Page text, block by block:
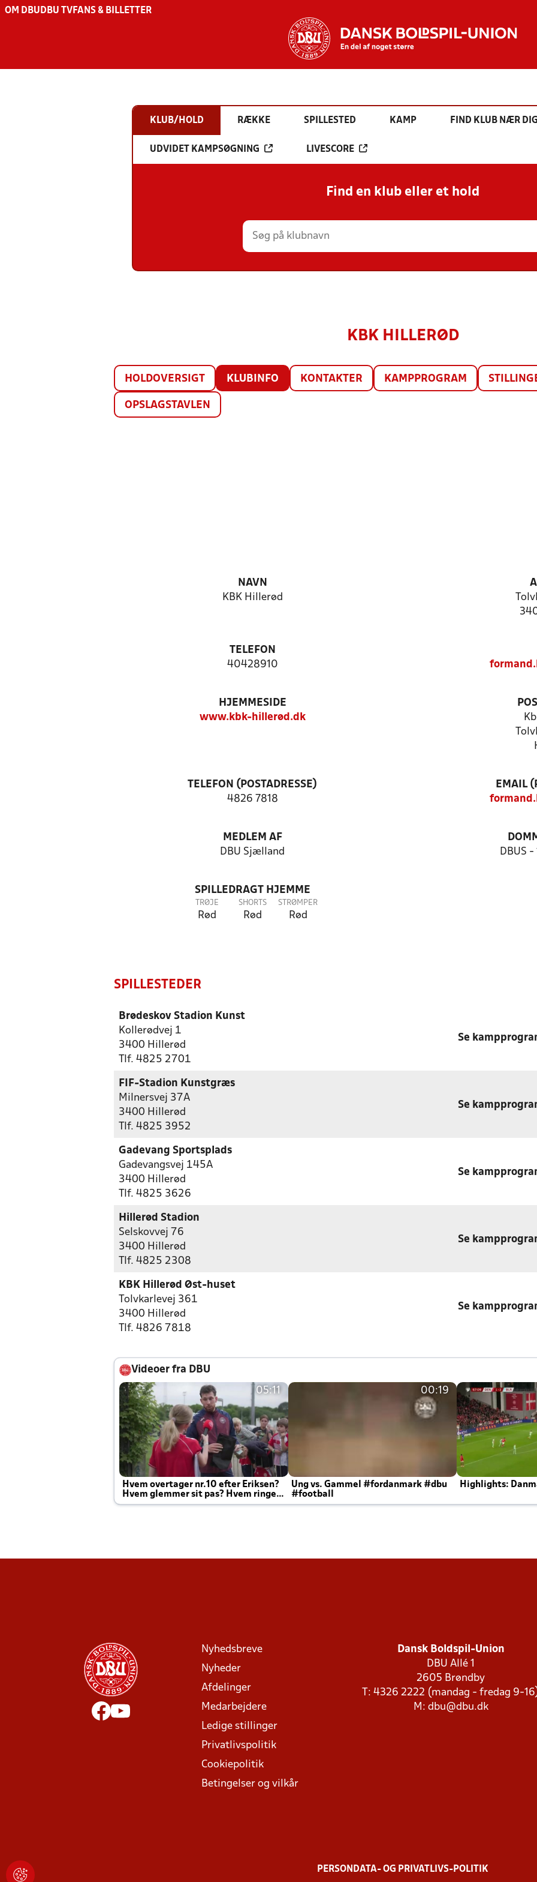
OM DBU DBU TV FANS & BILLETTER
KLUB/HOLD RÆKKE SPILLESTED KAMP FIND KLUB NÆR DIG
UDVIDET KAMPSØGNING LIVESCORE
Find en klub eller et hold
KBK HILLERØD
HOLDOVERSIGT KLUBINFO KONTAKTER KAMPPROGRAM
OPSLAGSTAVLEN
NAVN
KBK Hillerød
TELEFON
40428910
HJEMMESIDE
www.kbk-hillerød.dk
TELEFON (POSTADRESSE)
4826 7818
EMAIL
MEDLEM AF
DBU Sjælland
DBUS
SPILLEDRAGT HJEMME
TRØJE
Rød
SHORTS
Rød
STRØMPER
Rød
SPILLESTEDER
Brødeskov Stadion Kunst
Kollerødvej 1
3400 Hillerød
Tlf. 4825 2701
Se
FIF-Stadion Kunstgræs
Milnersvej 37A
3400 Hillerød
Tlf. 4825 3952
Se
Gadevang Sportsplads
Gadevangsvej 145A
3400 Hillerød
Tlf. 4825 3626
Se
Hillerød Stadion
Selskovvej 76
3400 Hillerød
Tlf. 4825 2308
Se
KBK Hillerød Øst-huset
Tolvkarlevej 361
3400 Hillerød
Tlf. 4826 7818
Se
Videoer fra DBU
05:11
Hvem overtager nr.10 efter Eriksen?
Hvem glemmer sit pas? Hvem ringer
Joachim altid til efter kampe?
00:19
Ung vs. Gammel #fordanmark #dbu
#football
Highlights:
Nyhedsbreve
Nyheder
Afdelinger
Medarbejdere
Ledige stillinger
Privatlivspolitik
Cookiepolitik
Betingelser og vilkår
Dansk Boldspil-Union
DBU Allé 1
2605 Brøndby
T: 4326 2222 (mandag - fredag 9-
M: dbu@dbu.dk
PERSONDATA- OG PRIVATLIVS-POLITIK